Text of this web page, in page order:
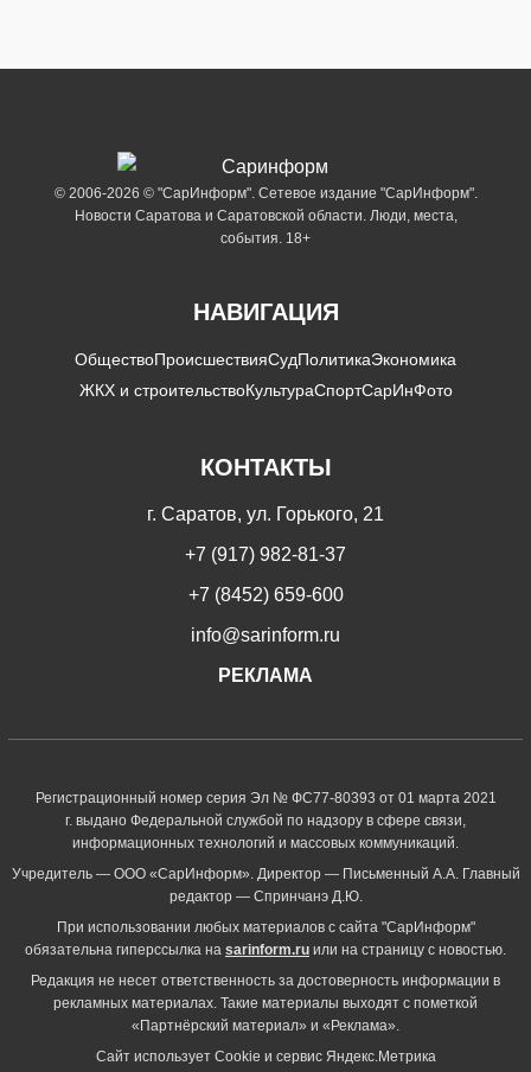
© 2006-2026 © "СарИнформ". Сетевое издание "СарИнформ".
Новости Саратова и Саратовской области. Люди, места,
события. 18+
НАВИГАЦИЯ
ОбществоПроисшествияСудПолитикаЭкономика
ЖКХ и строительствоКультураСпортСарИнФото
КОНТАКТЫ
г. Саратов, ул. Горького, 21
+7 (917) 982-81-37
+7 (8452) 659-600
info@sarinform.ru
РЕКЛАМА
Регистрационный номер серия Эл № ФС77-80393 от 01 марта 2021
г. выдано Федеральной службой по надзору в сфере связи,
информационных технологий и массовых коммуникаций.
Учредитель — ООО «СарИнформ». Директор — Письменный А.А. Главный
редактор — Спринчанэ Д.Ю.
При использовании любых материалов с сайта "СарИнформ"
обязательна гиперссылка на sarinform.ru или на страницу с новостью.
Редакция не несет ответственность за достоверность информации в
рекламных материалах. Такие материалы выходят с пометкой
«Партнёрский материал» и «Реклама».
Сайт использует Cookie и сервиc Яндекс.Метрика